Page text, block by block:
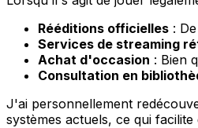
Rééditions officielles :
Services de streaming
Achat d'occasion : Bien
Consultation en
J'ai personnellement
systèmes actuels, ce qui